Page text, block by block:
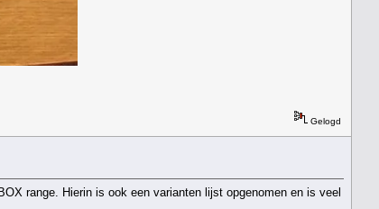
Gelogd
range. Hierin is ook een varianten lijst opgenomen en is veel